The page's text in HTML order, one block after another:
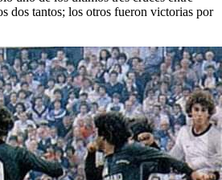
dos tantos; los otros fueron victorias por